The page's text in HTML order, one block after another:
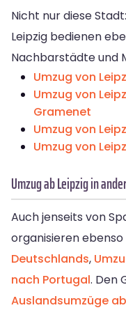
Nicht nur diese
Leipzig bedienen
Nachbarstädte und
Umzug von
Umzug von
Gramenet
Umzug von
Umzug von
Umzug ab Leipzig in
Auch jenseits von
organisieren ebenso
Deutschlands,
nach Portugal. Den
Auslandsumzüge